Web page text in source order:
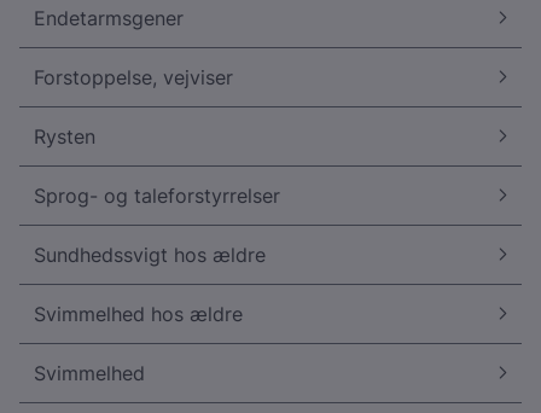
Endetarmsgener
Forstoppelse, vejviser
Rysten
Sprog- og taleforstyrrelser
Sundhedssvigt hos ældre
Svimmelhed hos ældre
Svimmelhed